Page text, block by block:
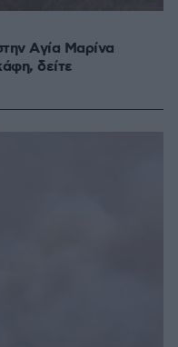
Aγία Μαρίνα
δείτε